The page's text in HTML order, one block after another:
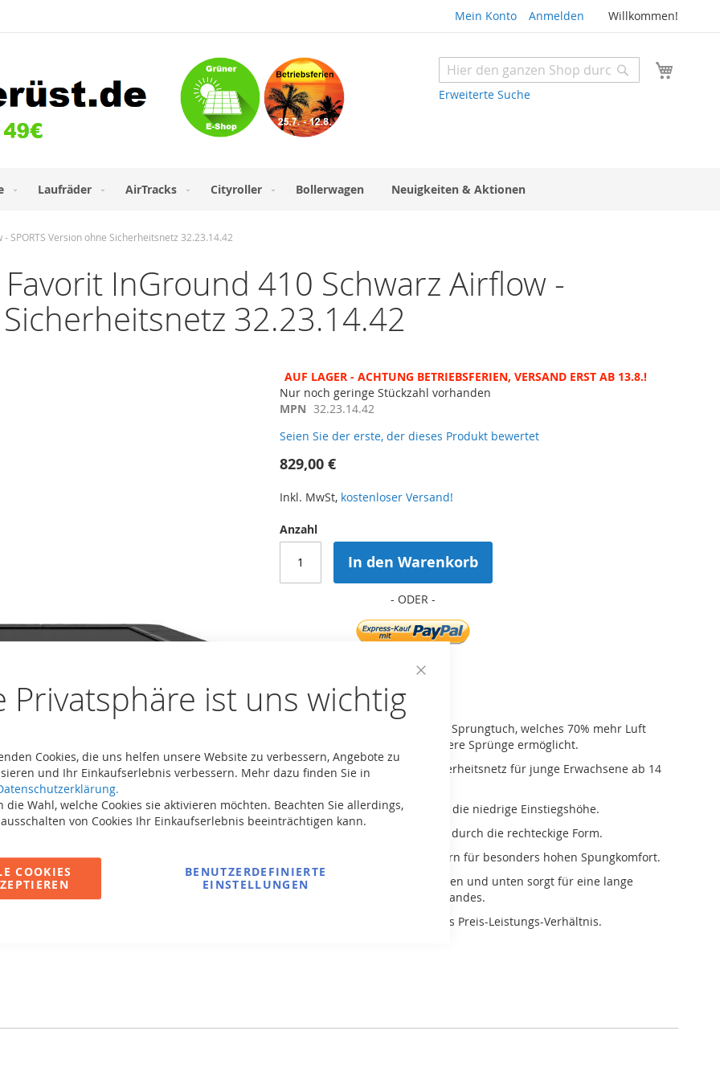
Privatsphäre ist uns wichtig
Cookies, die uns helfen unsere Website zu verbessern, Angebote zu
und Ihr Einkaufserlebnis verbessern. Mehr dazu finden Sie in
die Wahl, welche Cookies sie aktivieren möchten. Beachten Sie allerdings,
von Cookies Ihr Einkaufserlebnis beeinträchtigen kann.
COOKIES
BENUTZERDEFINIERTE
EINSTELLUNGEN
Mein Konto Anmelden Willkommen!
Suche
Erweiterte Suche
Suche
Laufräder AirTracks Cityroller Bollerwagen Neuigkeiten & Aktionen
SPORTS Version ohne Sicherheitsnetz 32.23.14.42
InGround 410 Schwarz Airflow -
32.23.14.42
AUF LAGER - ACHTUNG BETRIEBSFERIEN, VERSAND ERST AB 13.8.!
Nur noch geringe Stückzahl vorhanden
MPN 32.23.14.42
Seien Sie der erste, der dieses Produkt bewertet
829,00 €
Inkl. MwSt, kostenloser Versand!
Anzahl
In den Warenkorb
Zur Vergleichsliste hinzufügen
Neuheit: Jetzt mit AirFlow Sprungtuch, welches 70% mehr Luft
durchlässt und noch höhere Sprünge ermöglicht.
Sport-Variante ohne Sicherheitsnetz für junge Erwachsene ab 14
Einfaches Betreten durch die niedrige Einstiegshöhe.
Extra große Sprungfläche durch die rechteckige Form.
Mit GoldSpring-Solo Federn für besonders hohen Spungkomfort.
Eine dicke PVC-Schicht oben und unten sorgt für eine lange
Lebensdauer des Schutzrandes.
Sehr stabil und sehr gutes Preis-Leistungs-Verhältnis.